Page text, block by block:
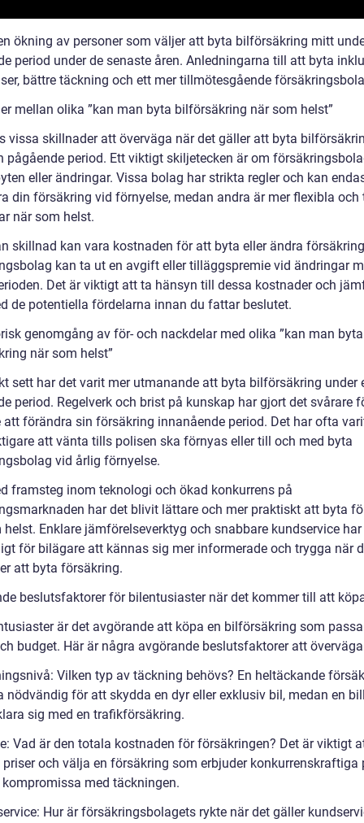
ökning av personer som väljer att byta bilförsäkring mitt
period under de senaste åren. Anledningarna till att byta
bättre täckning och ett mer tillmötesgående
mellan olika ”kan man byta bilförsäkring när som helst”
vissa skillnader att överväga när det gäller att byta
pågående period. Ett viktigt skiljetecken är om
eller ändringar. Vissa bolag har strikta regler och kan
din försäkring vid förnyelse, medan andra är mer flexibla och
när som helst.
skillnad kan vara kostnaden för att byta eller ändra
kan ta ut en avgift eller tilläggspremie vid ändringar
Det är viktigt att ta hänsyn till dessa kostnader och
de potentiella fördelarna innan du fattar beslutet.
genomgång av för- och nackdelar med olika ”kan man byta
när som helst”
sett har det varit mer utmanande att byta bilförsäkring under
period. Regelverk och brist på kunskap har gjort det svårare
att förändra sin försäkring innanående period. Det har ofta
att vänta tills polisen ska förnyas eller till och med byta
vid årlig förnyelse.
framsteg inom teknologi och ökad konkurrens på
har det blivit lättare och mer praktiskt att byta
helst. Enklare jämförelseverktyg och snabbare kundservice
för bilägare att kännas sig mer informerade och trygga när
att byta försäkring.
beslutsfaktorer för bilentusiaster när det kommer till att
är det avgörande att köpa en bilförsäkring som
budget. Här är några avgörande beslutsfaktorer att
Vilken typ av täckning behövs? En heltäckande
nödvändig för att skydda en dyr eller exklusiv bil, medan en
sig med en trafikförsäkring.
Vad är den totala kostnaden för försäkringen? Det är viktigt
och välja en försäkring som erbjuder konkurrenskraftiga
med täckningen.
Hur är försäkringsbolagets rykte när det gäller